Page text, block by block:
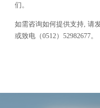
们。
如需咨询如何提供支持, 请
或致电（0512）52982677。